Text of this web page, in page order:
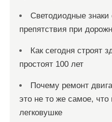
Светодиодные знаки
препятствия при
Как сегодня строят
простоят 100 лет
Почему ремонт
это не то же самое, что
легковушке